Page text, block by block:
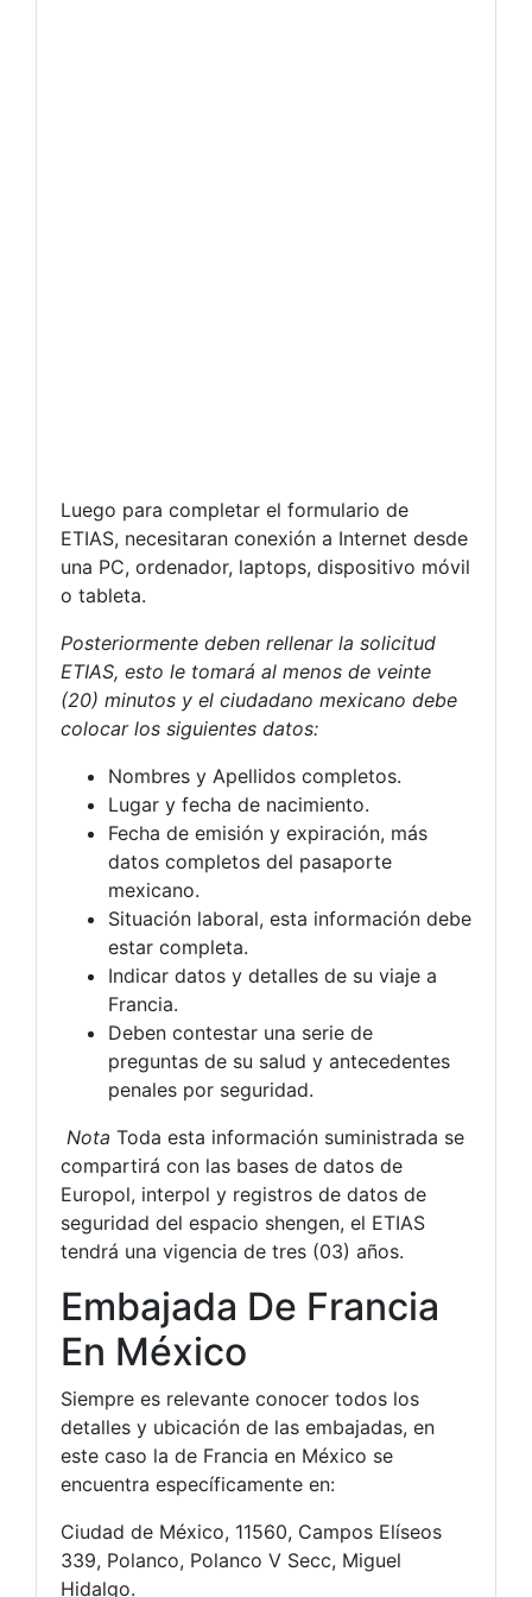
Luego para completar el formulario de
ETIAS, necesitaran conexión a Internet desde
una PC, ordenador, laptops, dispositivo móvil
o tableta.
Posteriormente deben rellenar la solicitud
ETIAS, esto le tomará al menos de veinte
(20) minutos y el ciudadano mexicano debe
colocar los siguientes datos:
Nombres y Apellidos completos.
Lugar y fecha de nacimiento.
Fecha de emisión y expiración, más
datos completos del pasaporte
mexicano.
Situación laboral, esta información debe
estar completa.
Indicar datos y detalles de su viaje a
Francia.
Deben contestar una serie de
preguntas de su salud y antecedentes
penales por seguridad.
Nota Toda esta información suministrada se
compartirá con las bases de datos de
Europol, interpol y registros de datos de
seguridad del espacio shengen, el ETIAS
tendrá una vigencia de tres (03) años.
Embajada De Francia
En México
Siempre es relevante conocer todos los
detalles y ubicación de las embajadas, en
este caso la de Francia en México se
encuentra específicamente en:
Ciudad de México, 11560, Campos Elíseos
339, Polanco, Polanco V Secc, Miguel
Hidalgo.